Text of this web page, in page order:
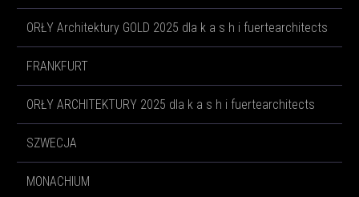
ORŁY Architektury GOLD 2025 dla k a s h i fuertearchitects
FRANKFURT
ORŁY ARCHITEKTURY 2025 dla k a s h i fuertearchitects
SZWECJA
MONACHIUM